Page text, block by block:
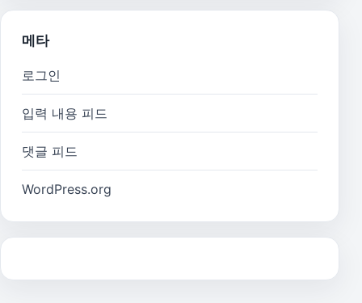
메타
로그인
입력 내용 피드
댓글 피드
WordPress.org